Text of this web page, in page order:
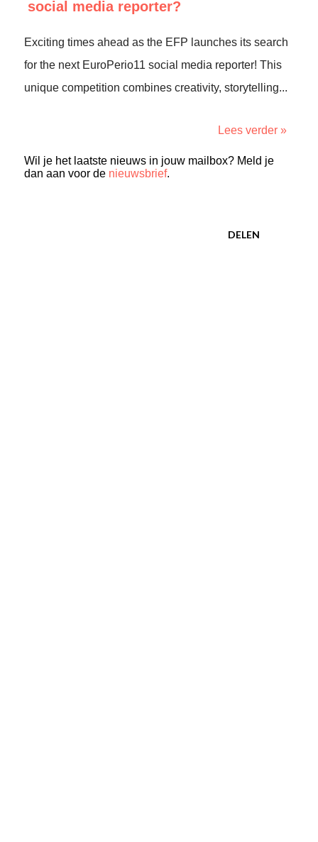
social media reporter?
Exciting times ahead as the EFP launches its search
for the next EuroPerio11 social media reporter! This
unique competition combines creativity, storytelling...
Lees verder »
Wil je het laatste nieuws in jouw mailbox? Meld je
dan aan voor de nieuwsbrief.
DELEN